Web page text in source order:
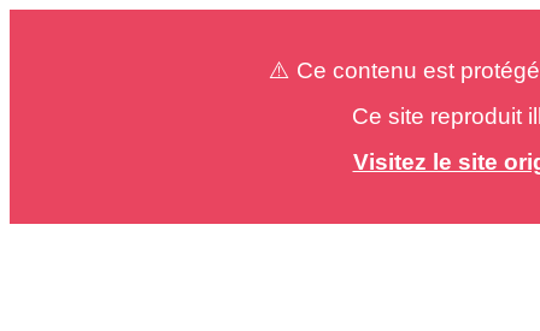
⚠️ Ce contenu est
Ce site reproduit
Visitez le site